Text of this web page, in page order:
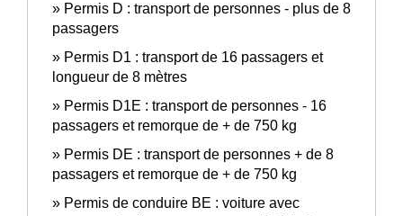
Permis D : transport de personnes - plus de 8
passagers
Permis D1 : transport de 16 passagers et
longueur de 8 mètres
Permis D1E : transport de personnes - 16
passagers et remorque de + de 750 kg
Permis DE : transport de personnes + de 8
passagers et remorque de + de 750 kg
Permis de conduire BE : voiture avec